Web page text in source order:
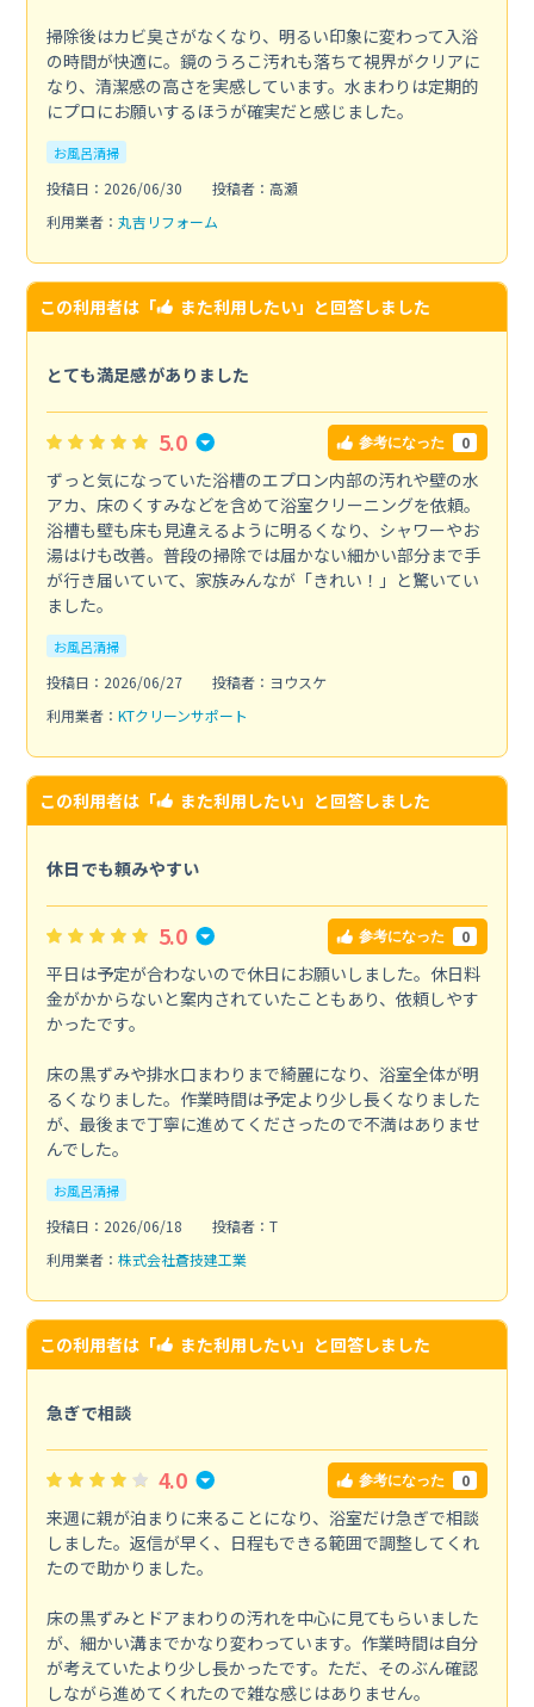
掃除後はカビ臭さがなくなり、明るい印象に変わって入浴
の時間が快適に。鏡のうろこ汚れも落ちて視界がクリアに
なり、清潔感の高さを実感しています。水まわりは定期的
にプロにお願いするほうが確実だと感じました。
お風呂清掃
投稿日：2026/06/30
投稿者：高瀬
利用業者： 丸吉リフォーム
この利用者は「 また利用したい」と回答しました
とても満足感がありました
5.0 参考になった 0
ずっと気になっていた浴槽のエプロン内部の汚れや壁の水
アカ、床のくすみなどを含めて浴室クリーニングを依頼。
浴槽も壁も床も見違えるように明るくなり、シャワーやお
湯はけも改善。普段の掃除では届かない細かい部分まで手
が行き届いていて、家族みんなが「きれい！」と驚いてい
ました。
お風呂清掃
投稿日：2026/06/27
投稿者：ヨウスケ
利用業者： KTクリーンサポート
この利用者は「 また利用したい」と回答しました
休日でも頼みやすい
5.0 参考になった 0
平日は予定が合わないので休日にお願いしました。休日料
金がかからないと案内されていたこともあり、依頼しやす
かったです。
床の黒ずみや排水口まわりまで綺麗になり、浴室全体が明
るくなりました。作業時間は予定より少し長くなりました
が、最後まで丁寧に進めてくださったので不満はありませ
んでした。
お風呂清掃
投稿日：2026/06/18
投稿者：T
利用業者： 株式会社蒼技建工業
この利用者は「 また利用したい」と回答しました
急ぎで相談
4.0 参考になった 0
来週に親が泊まりに来ることになり、浴室だけ急ぎで相談
しました。返信が早く、日程もできる範囲で調整してくれ
たので助かりました。
床の黒ずみとドアまわりの汚れを中心に見てもらいました
が、細かい溝までかなり変わっています。作業時間は自分
が考えていたより少し長かったです。ただ、そのぶん確認
しながら進めてくれたので雑な感じはありません。